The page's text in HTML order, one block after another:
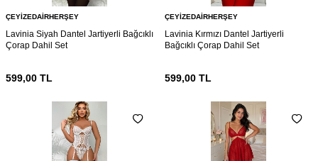
ÇEYIZEDAIRHERŞEY
Lavinia Siyah Dantel Jartiyerli Bağcıklı
Çorap Dahil Set
599,00 TL
ÇEYIZEDAIRHERŞEY
Lavinia Kırmızı Dantel Jartiyerli
Bağcıklı Çorap Dahil Set
599,00 TL